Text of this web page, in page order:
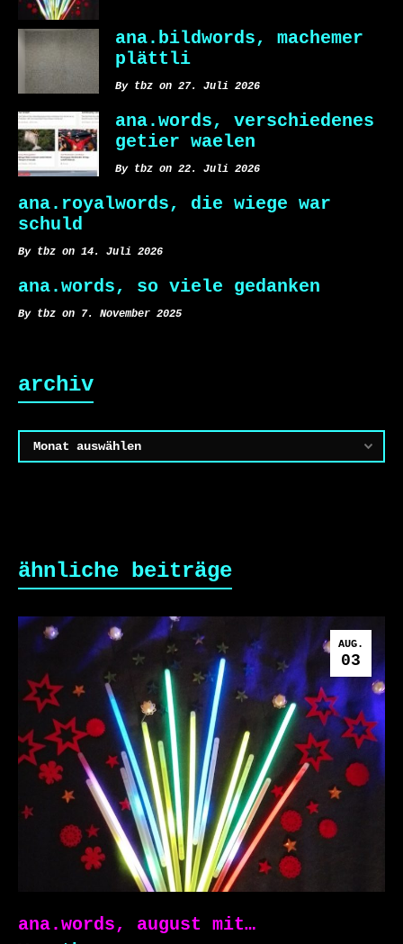
ana.bildwords, machemer
plättli
By tbz on 27. Juli 2026
ana.words, verschiedenes
getier waelen
By tbz on 22. Juli 2026
ana.royalwords, die wiege war
schuld
By tbz on 14. Juli 2026
ana.words, so viele gedanken
By tbz on 7. November 2025
archiv
Archiv
ähnliche beiträge
AUG.
03
ana.words, august mit…